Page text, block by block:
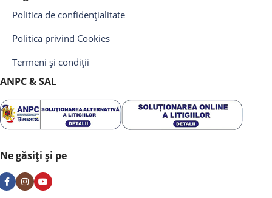
Politica de confidențialitate
Politica privind Cookies
Termeni și condiții
ANPC & SAL
Ne găsiți și pe